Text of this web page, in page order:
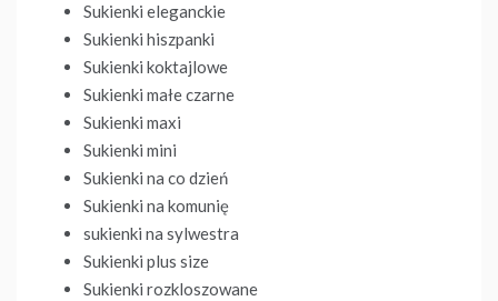
Sukienki eleganckie
Sukienki hiszpanki
Sukienki koktajlowe
Sukienki małe czarne
Sukienki maxi
Sukienki mini
Sukienki na co dzień
Sukienki na komunię
sukienki na sylwestra
Sukienki plus size
Sukienki rozkloszowane